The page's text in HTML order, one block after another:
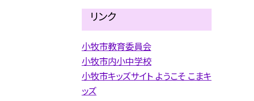
リンク
小牧市教育委員会
小牧市内小中学校
小牧市キッズサイト ようこそ こまキ
ッズ